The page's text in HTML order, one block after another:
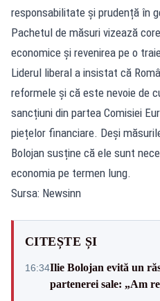
responsabilitate și prudență în
Pachetul de măsuri vizează
economice și revenirea pe o
Liderul liberal a insistat că
reformele și că este nevoie de
sancțiuni din partea Comisiei
piețelor financiare. Deși
Bolojan susține că ele sunt
economia pe termen lung.
Sursa: Newsinn
CITEȘTE ȘI
16:34Ilie Bolojan evită un
partenerei sale: „Am